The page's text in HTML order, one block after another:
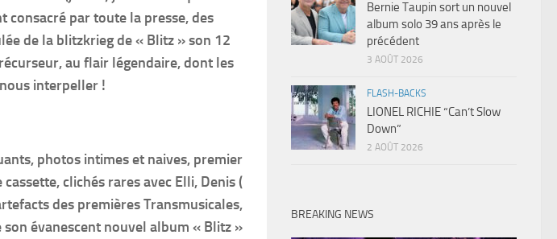
consacré par toute la presse, des
de la blitzkrieg de « Blitz » son 12
au flair légendaire, dont les
interpeller !
photos intimes et naives, premier
clichés rares avec Elli, Denis (
des premières Transmusicales,
son évanescent nouvel album « Blitz »
Bernie Taupin sort un nouvel
album solo 39 ans après le
précédent
3 AOÛT 2026
FLASH-BACKS
LIONEL RICHIE “Can’t Slow
Down”
2 AOÛT 2026
BREAKING NEWS